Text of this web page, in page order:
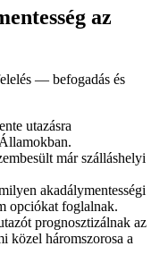
az
— befogadás és
utazásra
már szálláshelyi
akadálymentességi
opciókat foglalnak.
prognosztizálnak az
közel háromszorosa a